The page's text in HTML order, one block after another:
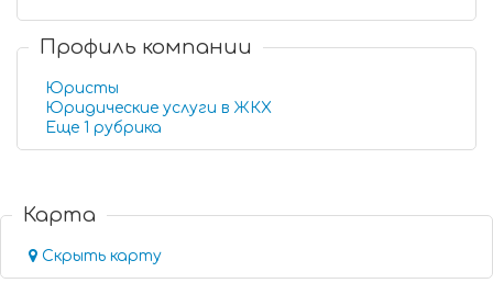
Профиль компании
Юристы
Юридические услуги в ЖКХ
Еще 1 рубрика
Карта
Скрыть карту